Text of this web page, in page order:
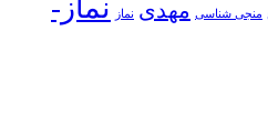
منجی شناسی مهدی نماز
نماز-